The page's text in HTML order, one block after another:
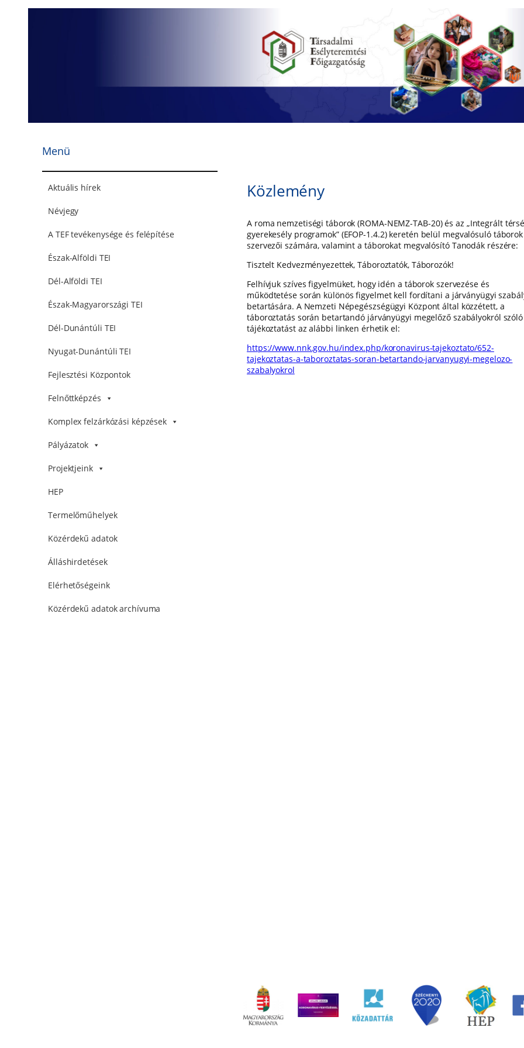
Menü
Aktuális hírek
Névjegy
A TEF tevékenysége és felépítése
Észak-Alföldi TEI
Dél-Alföldi TEI
Észak-Magyarországi TEI
Dél-Dunántúli TEI
Nyugat-Dunántúli TEI
Fejlesztési Központok
Felnőttképzés
Komplex felzárkózási képzések
Pályázatok
Projektjeink
HEP
Termelőműhelyek
Közérdekű adatok
Álláshirdetések
Elérhetőségeink
Közérdekű adatok archívuma
Közlemény
A roma nemzetiségi táborok (ROMA-NEMZ-TAB-20) és az „Integrált
gyerekesély programok” (EFOP-1.4.2) keretén belül megvalósuló táborok
szervezői számára, valamint a táborokat megvalósító Tanodák részére:
Tisztelt Kedvezményezettek, Táboroztatók, Táborozók!
Felhívjuk szíves figyelmüket, hogy idén a táborok szervezése és
működtetése során különös figyelmet kell fordítani a járványügyi
betartására. A Nemzeti Népegészségügyi Központ által közzétett, a
táboroztatás során betartandó járványügyi megelőző szabályokról szóló
tájékoztatást az alábbi linken érhetik el:
https://www.nnk.gov.hu/index.php/koronavirus-tajekoztato/652-
tajekoztatas-a-taboroztatas-soran-betartando-jarvanyugyi-megelozo-
szabalyokrol